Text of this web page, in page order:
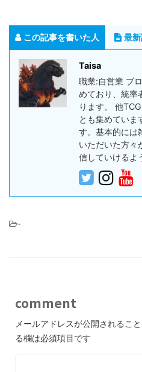
この記事を書いた人 最
Taisa
職業:自営業 ブ
めており、統率
ります。 他
とも集めていま
す。基本的には
いただいた方々
信していけるよ
-
comment
メールアドレスが公開されること
る欄は必須項目です